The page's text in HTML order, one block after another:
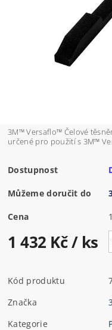
3M™ Versaflo™ Čelové
určené pro použití s 3M™
Dostupnost
Můžeme doručit do
Cena
1 432 Kč/ ks
Kód produktu
Značka
Kategorie